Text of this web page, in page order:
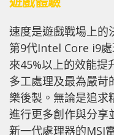
速度是遊戲戰場上的
第9代Intel Core i9
來45%以上的效能提
多工處理及最為嚴苛
樂後製。無論是追求
進行更多創作與分享
新一代處理器的MSI